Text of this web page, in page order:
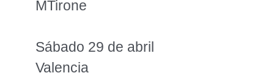
MTirone
Sábado 29 de abril
Valencia